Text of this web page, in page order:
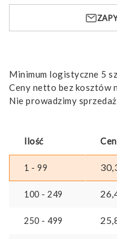
touch
Minimum logistyczne 5
Ceny netto bez kosztów
Nie prowadzimy
Ilość
1 - 99
100 - 249
250 - 499